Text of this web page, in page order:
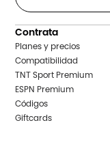
Contrata
Planes y precios
Compatibilidad
TNT Sport Premium
ESPN Premium
Códigos
Giftcards